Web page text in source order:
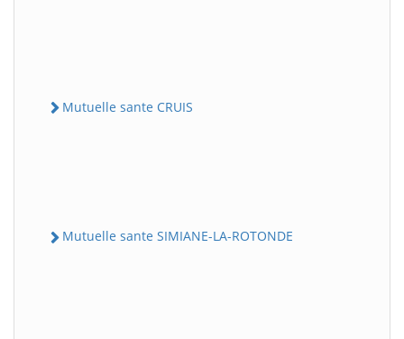
Mutuelle sante CRUIS
Mutuelle sante SIMIANE-LA-ROTONDE